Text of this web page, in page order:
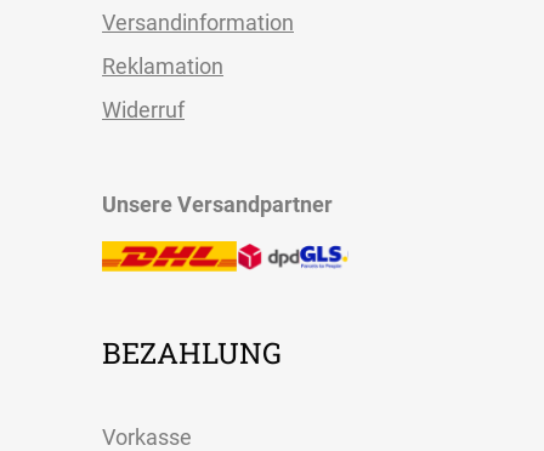
Versandinformation
Reklamation
Widerruf
Unsere Versandpartner
BEZAHLUNG
Vorkasse